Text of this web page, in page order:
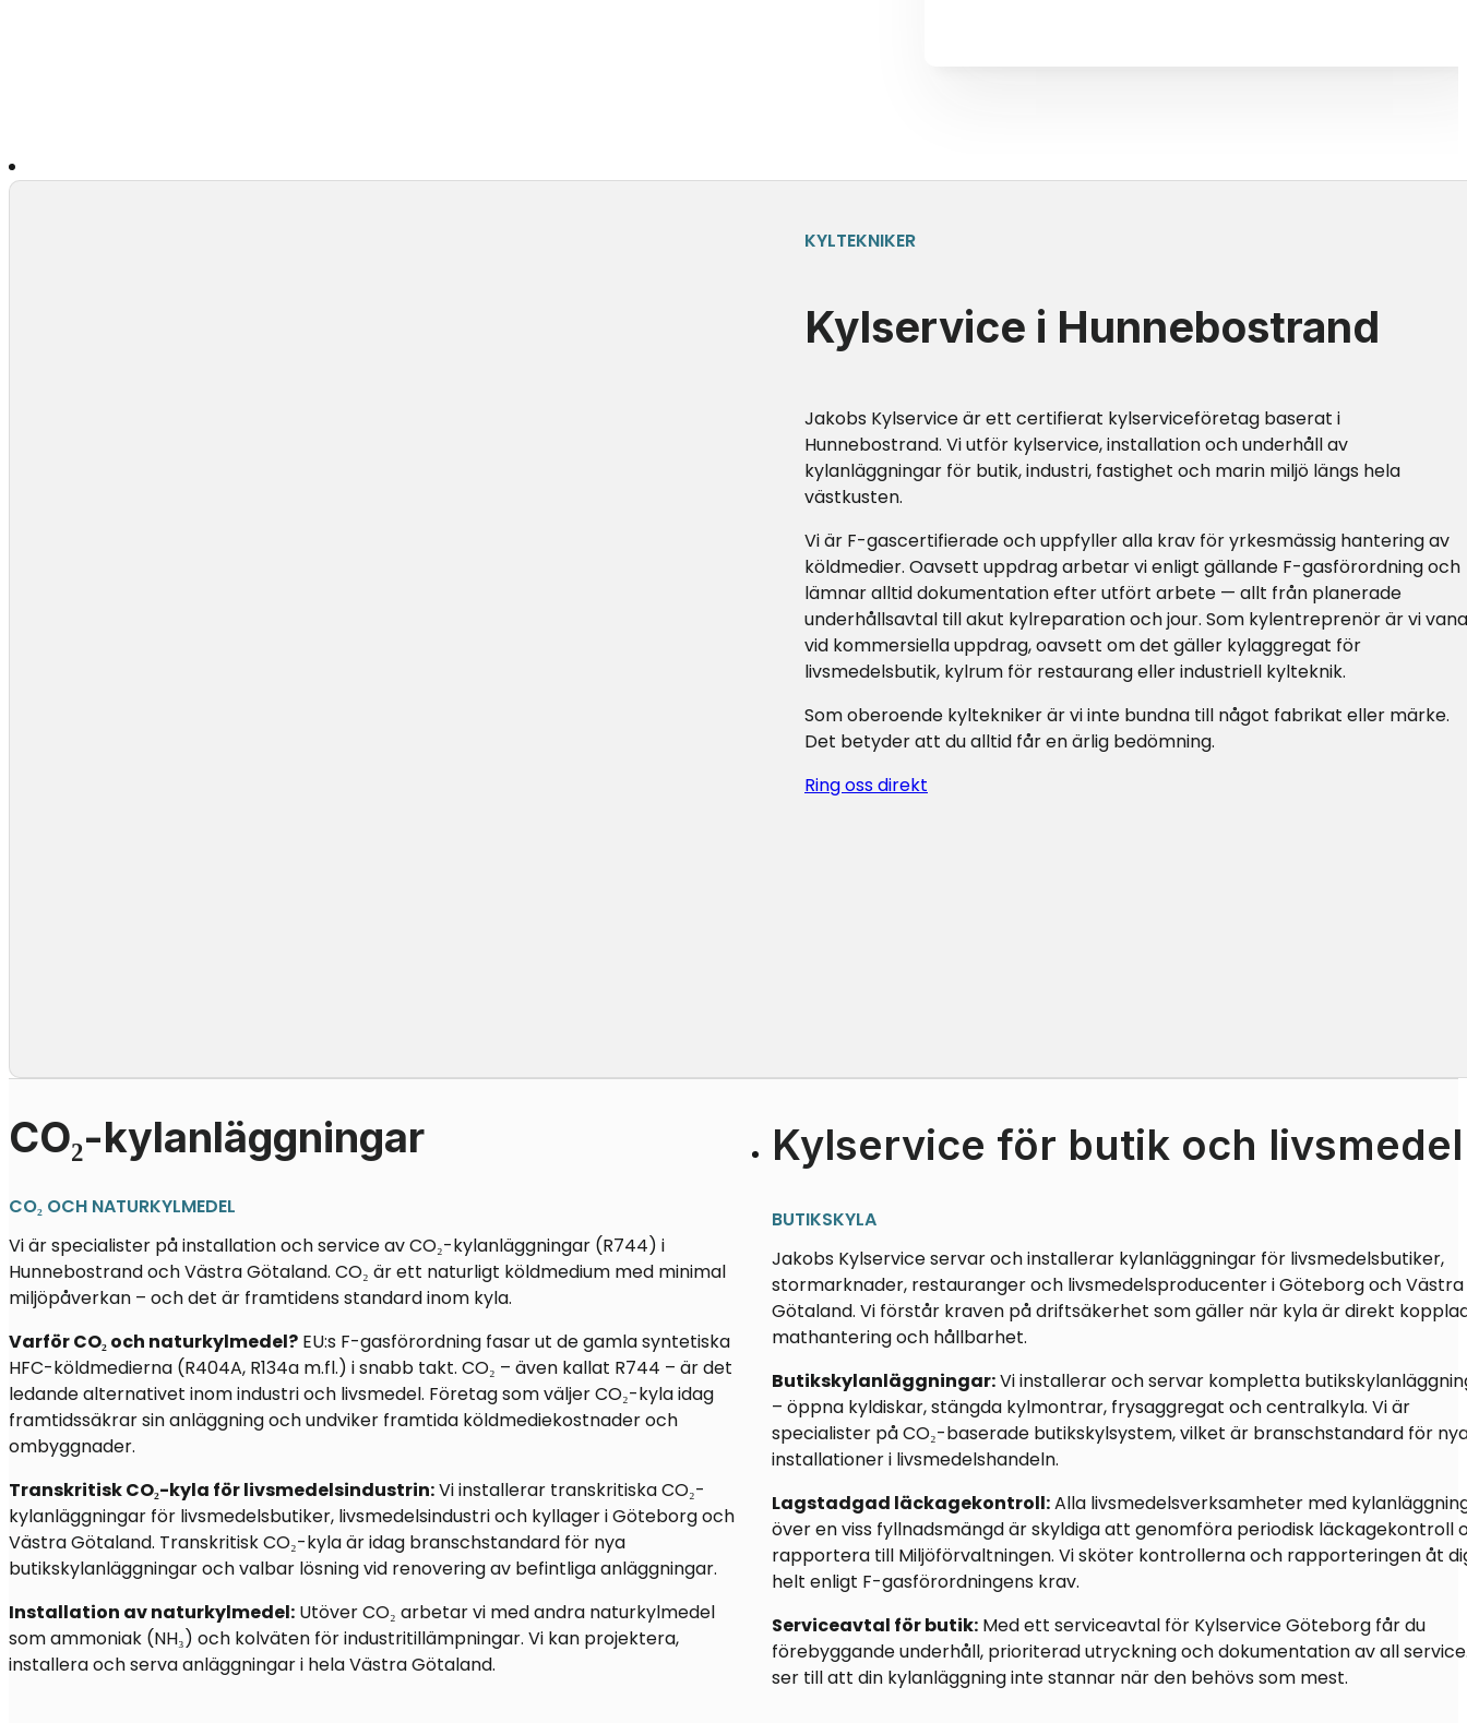
Kylservice i Hunnebostrand
Jakobs Kylservice är ett certifierat kylserviceföretag baserat i
Hunnebostrand. Vi utför kylservice, installation och underhåll av
kylanläggningar för butik, industri, fastighet och marin miljö längs hela
västkusten.
Vi är F-gascertifierade och uppfyller alla krav för yrkesmässig hantering av
köldmedier. Oavsett uppdrag arbetar vi enligt gällande F-gasförordning och
lämnar alltid dokumentation efter utfört arbete — allt från planerade
underhållsavtal till akut kylreparation och jour. Som kylentreprenör är vi vana
vid kommersiella uppdrag, oavsett om det gäller kylaggregat för
livsmedelsbutik, kylrum för restaurang eller industriell kylteknik.
Som oberoende kyltekniker är vi inte bundna till något fabrikat eller märke.
Det betyder att du alltid får en ärlig bedömning.
KYLTEKNIKER
Ring oss direkt
CO₂-kylanläggningar
CO₂ OCH NATURKYLMEDEL
Vi är specialister på installation och service av CO₂-kylanläggningar (R744) i
Hunnebostrandoch Västra Götaland. CO₂ är ett naturligt köldmedium med minimal
miljöpåverkan – och det är framtidens standard inom kyla.
Varför CO₂ och naturkylmedel? EU:s F-gasförordning fasar ut de gamla syntetiska
HFC-köldmedierna (R404A, R134a m.fl.) i snabb takt. CO₂ – även kallat R744 – är det
ledande alternativet inom industri och livsmedel. Företag som väljer CO₂-kyla idag
framtidssäkrar sin anläggning och undviker framtida köldmediekostnader och
ombyggnader.
Transkritisk CO₂-kyla för livsmedelsindustrin:Vi installerar transkritiska CO₂-
kylanläggningar för livsmedelsbutiker, livsmedelsindustri och kyllager i Göteborg och
Västra Götaland. Transkritisk CO₂-kyla är idag branschstandard för nya
butikskylanläggningar och valbar lösning vid renovering av befintliga anläggningar.
Installation av naturkylmedel: Utöver CO₂ arbetar vi med andra naturkylmedel
som ammoniak (NH₃) och kolväten för industritillämpningar. Vi kan projektera,
installera och serva anläggningar i hela Västra Götaland.
Kylservice för butik och livsmedel
BUTIKSKYLA
Jakobs Kylservice servar och installerar kylanläggningar för livsmedelsbutiker,
stormarknader, restauranger och livsmedelsproducenter i Göteborg och Västra
Götaland. Vi förstår kraven på driftsäkerhet som gäller när kyla är direkt
mathantering och hållbarhet.
Butikskylanläggningar:Vi installerar och servar kompletta
– öppna kyldiskar, stängda kylmontrar, frysaggregat och centralkyla. Vi är
specialister på CO₂-baserade butikskylsystem, vilket är branschstandard för
installationer i livsmedelshandeln.
Lagstadgad läckagekontroll:Alla livsmedelsverksamheter med
över en viss fyllnadsmängd är skyldiga att genomföra periodisk läckagekontroll
rapportera till Miljöförvaltningen. Vi sköter kontrollerna och rapporteringen åt
helt enligt F-gasförordningens krav.
Serviceavtal för butik: Med ett serviceavtal för Kylservice Göteborg får du
förebyggande underhåll, prioriterad utryckning och dokumentation av all
ser till att din kylanläggning inte stannar när den behövs som mest.